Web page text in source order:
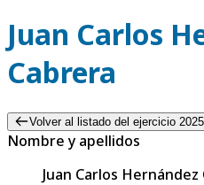
Juan Carlos
Cabrera
Volver al listado del ejercicio 2025
Nombre y apellidos
Juan Carlos Hernández